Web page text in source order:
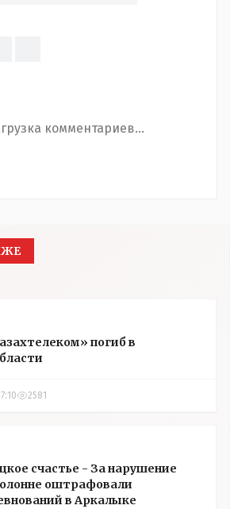
комментариев...
погиб в
2581
счастье - За нарушение
оштрафовали
в Аркалыке